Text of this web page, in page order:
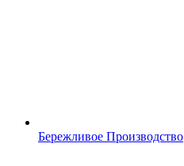
Бережливое Производство